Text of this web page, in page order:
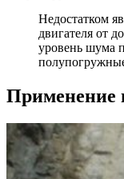
Недостатком
двигателя от
уровень шума
Применение